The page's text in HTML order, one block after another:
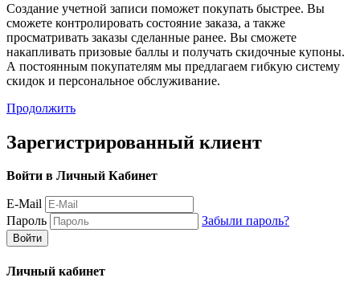
Создание учетной записи поможет покупать быстрее. Вы
сможете контролировать состояние заказа, а также
просматривать заказы сделанные ранее. Вы сможете
накапливать призовые баллы и получать скидочные купоны.
А постоянным покупателям мы предлагаем гибкую систему
скидок и персональное обслуживание.
Продолжить
Зарегистрированный клиент
Войти в Личный Кабинет
E-Mail
Пароль
Забыли пароль?
Личный кабинет